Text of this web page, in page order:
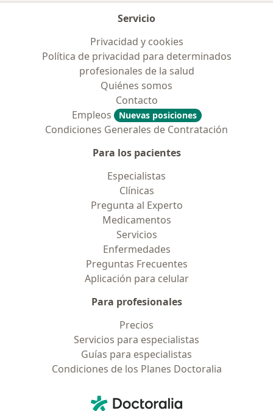
Servicio
Privacidad y cookies
Política de privacidad para determinados
profesionales de la salud
Quiénes somos
Contacto
Empleos
Nuevas posiciones
Condiciones Generales de Contratación
Para los pacientes
Especialistas
Clínicas
Pregunta al Experto
Medicamentos
Servicios
Enfermedades
Preguntas Frecuentes
Aplicación para celular
Para profesionales
Precios
Servicios para especialistas
Guías para especialistas
Condiciones de los Planes Doctoralia
Doctoralia - Página de inicio